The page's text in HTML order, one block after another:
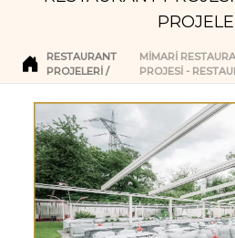
RESTAURANT
PROJELERI
MİMARİ
PROJESİ -